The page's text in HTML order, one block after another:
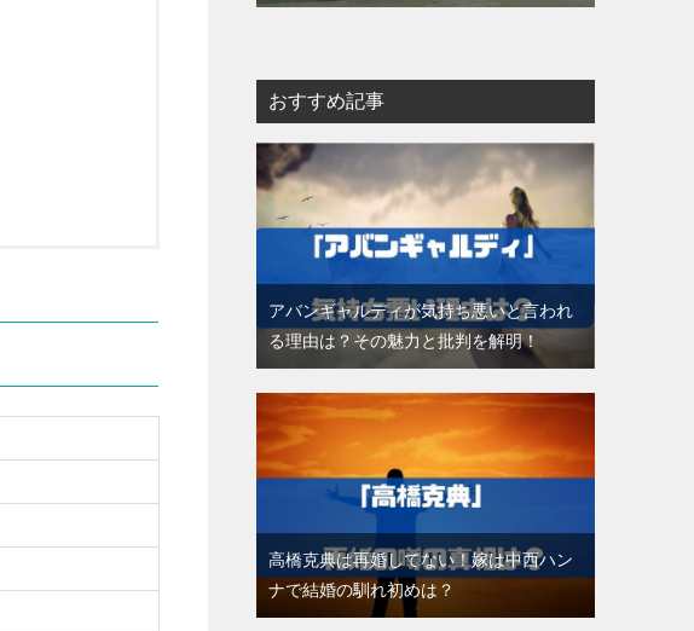
おすすめ記事
アバンギャルディが気持ち悪いと言われ
る理由は？その魅力と批判を解明！
高橋克典は再婚してない！嫁は中西ハン
ナで結婚の馴れ初めは？